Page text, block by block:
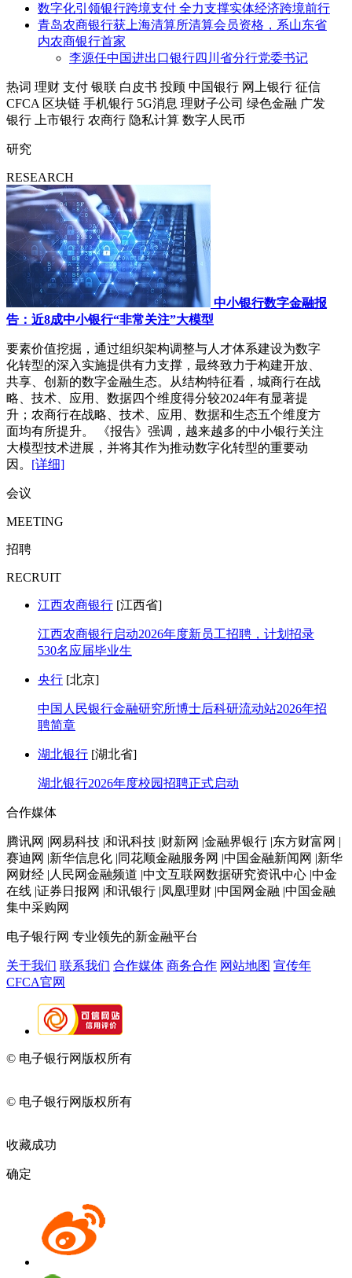
数字化引领银行跨境支付 全力支撑实体经济跨境前行
青岛农商银行获上海清算所清算会员资格，系山东省
内农商银行首家
李源任中国进出口银行四川省分行党委书记
热词 理财 支付 银联 白皮书 投顾 中国银行 网上银行 征信
CFCA 区块链 手机银行 5G消息 理财子公司 绿色金融 广发
银行
上市银行 农商行 隐私计算 数字人民币
研究
RESEARCH
中小银行数字金融报
告：近8成中小银行“非常关注”大模型
要素价值挖掘，通过组织架构调整与人才体系建设为数字
化转型的深入实施提供有力支撑，最终致力于构建开放、
共享、创新的数字金融生态。从结构特征看，城商行在战
略、技术、应用、数据四个维度得分较2024年有显著提
升；农商行在战略、技术、应用、数据和生态五个维度方
面均有所提升。 《报告》强调，越来越多的中小银行关注
大模型技术进展，并将其作为推动数字化转型的重要动
因。 [详细]
会议
MEETING
招聘
RECRUIT
江西农商银行 [江西省]
江西农商银行启动2026年度新员工招聘，计划招录
530名应届毕业生
央行 [北京]
中国人民银行金融研究所博士后科研流动站2026年招
聘简章
湖北银行 [湖北省]
湖北银行2026年度校园招聘正式启动
合作媒体
腾讯网 |网易科技 |和讯科技 |财新网 |金融界银行 |东方财富网 |
赛迪网 |新华信息化 |同花顺金融服务网 |中国金融新闻网 |新华
网财经 |人民网金融频道 |中文互联网数据研究资讯中心 |中金
在线 |证券日报网 |和讯银行 |凤凰理财 |中国网金融 |中国金融
集中采购网
电子银行网 专业领先的新金融平台
关于我们 联系我们 合作媒体 商务合作 网站地图 宣传年
CFCA官网
© 电子银行网版权所有
© 电子银行网版权所有
收藏成功
确定